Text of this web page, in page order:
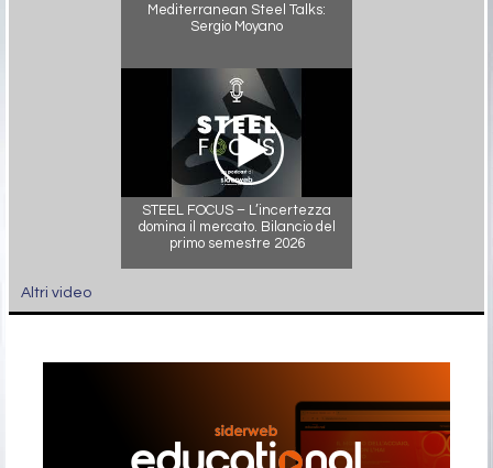
Mediterranean Steel Talks:
Sergio Moyano
STEEL FOCUS – L’incertezza
domina il mercato. Bilancio del
primo semestre 2026
Altri video